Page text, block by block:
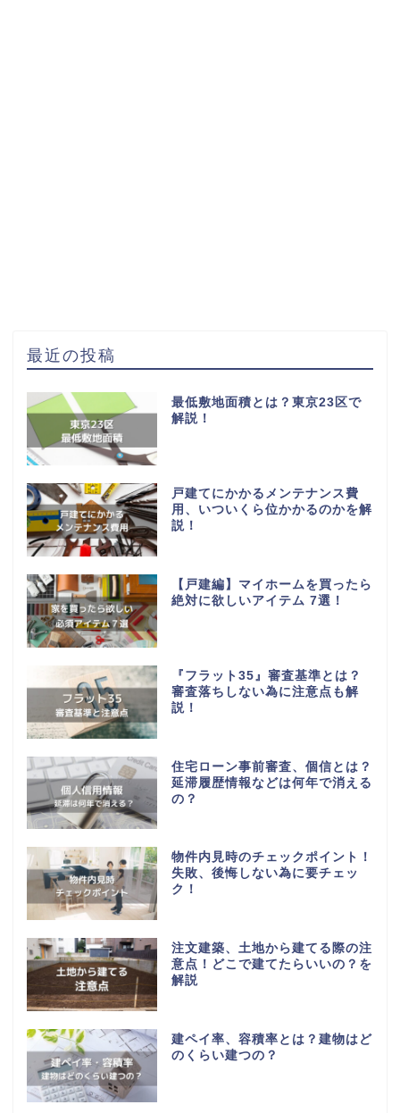
最近の投稿
最低敷地面積とは？東京23区で
解説！
戸建てにかかるメンテナンス費
用、いついくら位かかるのかを解
説！
【戸建編】マイホームを買ったら
絶対に欲しいアイテム 7選！
『フラット35』審査基準とは？
審査落ちしない為に注意点も解
説！
住宅ローン事前審査、個信とは？
延滞履歴情報などは何年で消える
の？
物件内見時のチェックポイント！
失敗、後悔しない為に要チェッ
ク！
注文建築、土地から建てる際の注
意点！どこで建てたらいいの？を
解説
建ペイ率、容積率とは？建物はど
のくらい建つの？